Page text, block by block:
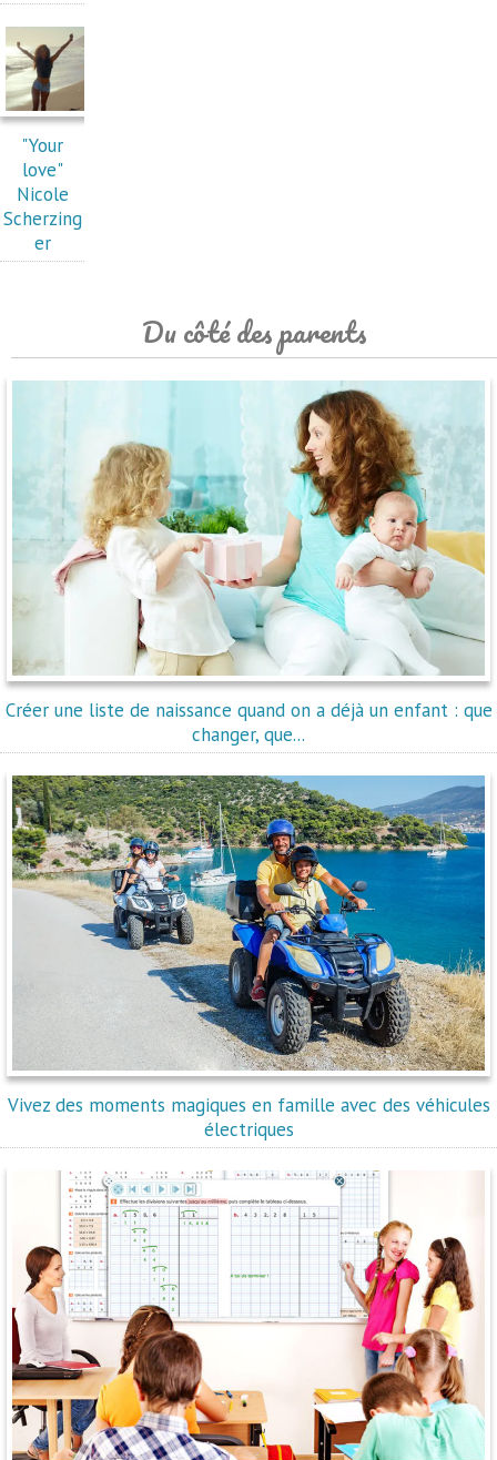
"Your
love"
Nicole
Scherzing
er
Du côté des parents
Créer une liste de naissance quand on a déjà un enfant : que
changer, que...
Vivez des moments magiques en famille avec des véhicules
électriques